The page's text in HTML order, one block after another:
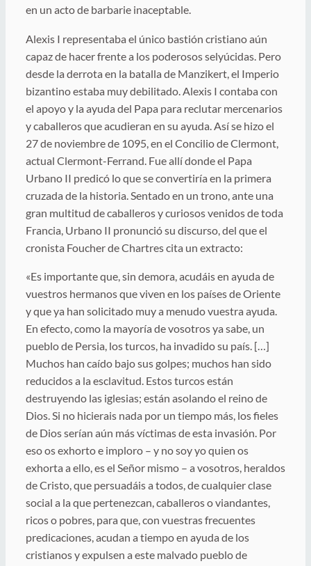
en un acto de barbarie inaceptable.
Alexis I representaba el único bastión cristiano aún
capaz de hacer frente a los poderosos selyúcidas. Pero
desde la derrota en la batalla de Manzikert, el Imperio
bizantino estaba muy debilitado. Alexis I contaba con
el apoyo y la ayuda del Papa para reclutar mercenarios
y caballeros que acudieran en su ayuda. Así se hizo el
27 de noviembre de 1095, en el Concilio de Clermont,
actual Clermont-Ferrand. Fue allí donde el Papa
Urbano II predicó lo que se convertiría en la primera
cruzada de la historia. Sentado en un trono, ante una
gran multitud de caballeros y curiosos venidos de toda
Francia, Urbano II pronunció su discurso, del que el
cronista Foucher de Chartres cita un extracto:
«Es importante que, sin demora, acudáis en ayuda de
vuestros hermanos que viven en los países de Oriente
y que ya han solicitado muy a menudo vuestra ayuda.
En efecto, como la mayoría de vosotros ya sabe, un
pueblo de Persia, los turcos, ha invadido su país. […]
Muchos han caído bajo sus golpes; muchos han sido
reducidos a la esclavitud. Estos turcos están
destruyendo las iglesias; están asolando el reino de
Dios. Si no hicierais nada por un tiempo más, los fieles
de Dios serían aún más víctimas de esta invasión. Por
eso os exhorto e imploro – y no soy yo quien os
exhorta a ello, es el Señor mismo – a vosotros, heraldos
de Cristo, que persuadáis a todos, de cualquier clase
social a la que pertenezcan, caballeros o viandantes,
ricos o pobres, para que, con vuestras frecuentes
predicaciones, acudan a tiempo en ayuda de los
cristianos y expulsen a este malvado pueblo de